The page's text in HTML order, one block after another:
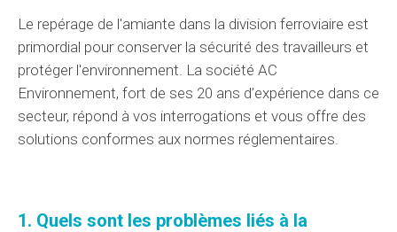
Le repérage de l'amiante dans la division ferroviaire est
primordial pour conserverla sécurité des travailleurs et
protéger l'environnement. La société AC
Environnement, fort de ses 20 ans d’expérience dans ce
secteur, répond à vos interrogations et vous offre des
solutions conformes aux normes réglementaires
1. Quels sont les problèmes liés à la